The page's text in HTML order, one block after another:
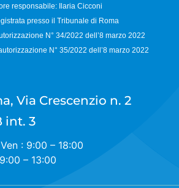
responsabile: Ilaria Cicconi
presso il Tribunale di Roma
N° 34/2022 dell’8 marzo 2022
N° 35/2022 dell’8 marzo 2022
Via Crescenzio n. 2
int. 3
: 9:00 – 18:00
– 13:00